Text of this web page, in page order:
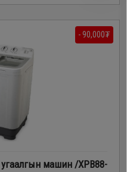
- 90,000₮
угаалгын машин /XPB88-